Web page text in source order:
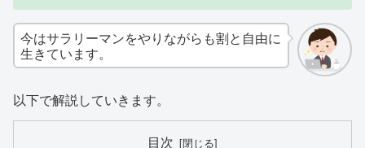
今はサラリーマンをやりながらも割と自由に
生きています。
以下で解説していきます。
目次